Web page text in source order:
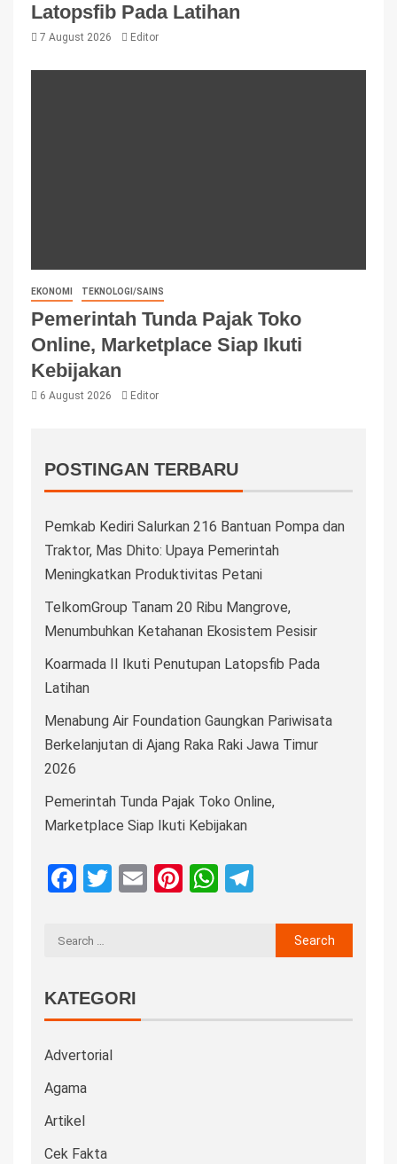
Latopsfib Pada Latihan
7 August 2026 Editor
EKONOMI TEKNOLOGI/SAINS
Pemerintah Tunda Pajak Toko
Online, Marketplace Siap Ikuti
Kebijakan
6 August 2026 Editor
POSTINGAN TERBARU
Pemkab Kediri Salurkan 216 Bantuan Pompa dan
Traktor, Mas Dhito: Upaya Pemerintah
Meningkatkan Produktivitas Petani
TelkomGroup Tanam 20 Ribu Mangrove,
Menumbuhkan Ketahanan Ekosistem Pesisir
Koarmada II Ikuti Penutupan Latopsfib Pada
Latihan
Menabung Air Foundation Gaungkan Pariwisata
Berkelanjutan di Ajang Raka Raki Jawa Timur
2026
Pemerintah Tunda Pajak Toko Online,
Marketplace Siap Ikuti Kebijakan
Facebook
Twitter
EmailPinterest
WhatsApp
KATEGORI
Advertorial
Agama
Artikel
Cek Fakta